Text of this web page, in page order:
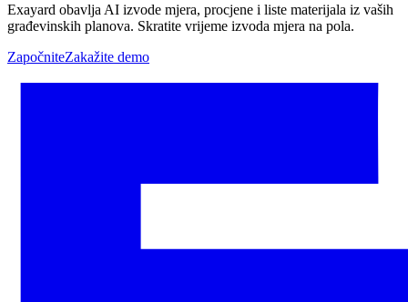
Exayard obavlja AI izvode mjera, procjene i liste materijala iz vaših
građevinskih planova. Skratite vrijeme izvoda mjera na pola.
ZapočniteZakažite demo